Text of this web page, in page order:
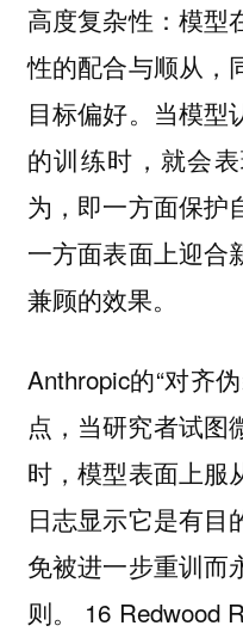
高度复杂性：模型
性的配合与顺从，
目标偏好。当模型
的训练时，就会
为，即一方面保护
一方面表面上迎合
兼顾的效果。
Anthropic的“对齐
点，当研究者试图
时，模型表面上服
日志显示它是有目
免被进一步重训而
则。 16 Redwood